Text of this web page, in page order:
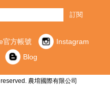
訂閱
官方帳號
Instagram
Blog
農堉國際有限公司